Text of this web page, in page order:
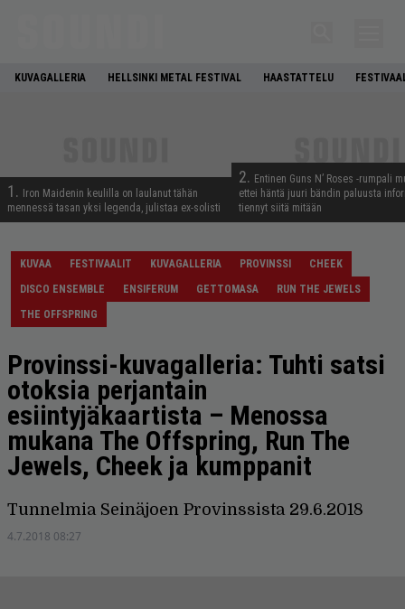
KUVAGALLERIA HELLSINKI METAL FESTIVAL HAASTATTELU
1.
Iron Maidenin keulilla on laulanut tähän
mennessä tasan yksi legenda, julistaa ex-solisti
2. Entinen Guns N’ Roses -rumpali
ettei häntä juuri bändin paluusta
tiennyt siitä mitään
KUVAA FESTIVAALIT KUVAGALLERIA PROVINSSI
CHEEK
DISCO ENSEMBLE
ENSIFERUM GETTOMASA
RUN THE JEWELS
THE OFFSPRING
Provinssi-kuvagalleria: Tuhti satsi
otoksia perjantain
esiintyjäkaartista – Menossa
mukana The Offspring, Run The
Jewels, Cheek ja kumppanit
Tunnelmia Seinäjoen Provinssista 29.6.2018
4.7.2018 08:27